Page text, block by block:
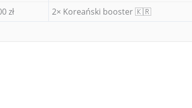
zł
2× Koreański booster 🇰🇷